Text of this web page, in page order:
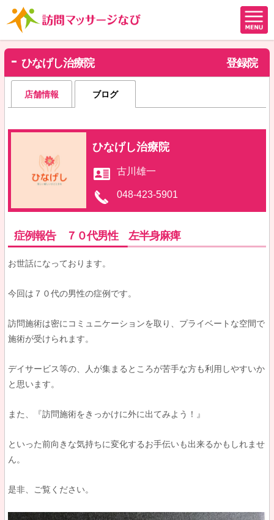
ひなげし治療院 登録院
店舗情報 ブログ
ひなげし治療院
古川雄一
048-423-5901
症例報告 ７０代男性 左半身麻痺
お世話になっております。
今回は７０代の男性の症例です。
訪問施術は密にコミュニケーションを取り、プライベートな空間で
施術が受けられます。
デイサービス等の、人が集まるところが苦手な方も利用しやすいか
と思います。
また、『訪問施術をきっかけに外に出てみよう！』
といった前向きな気持ちに変化するお手伝いも出来るかもしれませ
ん。
是非、ご覧ください。